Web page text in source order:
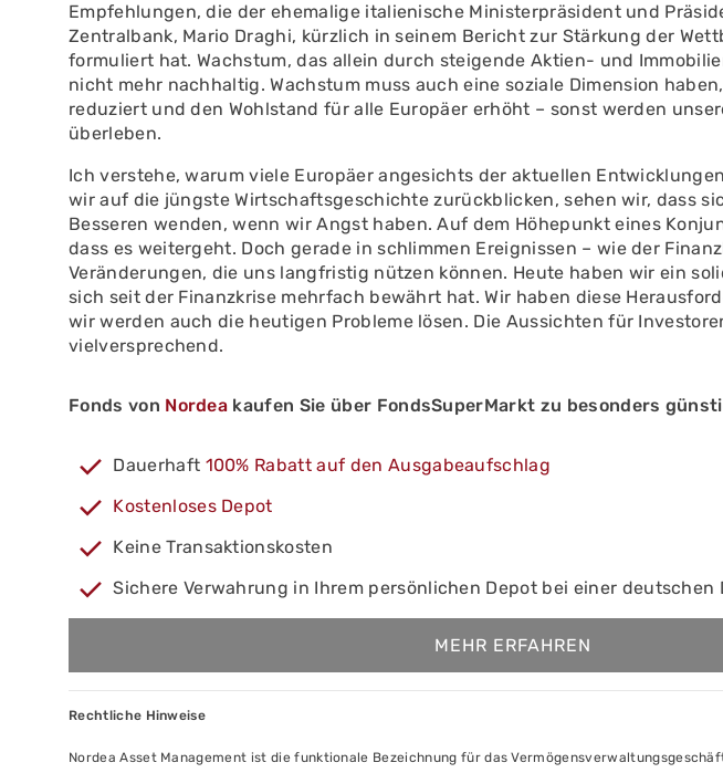
Empfehlungen, die der ehemalige italienische Ministerpräsident und
Zentralbank, Mario Draghi, kürzlich in seinem Bericht zur Stärkung der
formuliert hat. Wachstum, das allein durch steigende Aktien- und
nicht mehr nachhaltig. Wachstum muss auch eine soziale Dimension
reduziert und den Wohlstand für alle Europäer erhöht – sonst werden
überleben.
Ich verstehe, warum viele Europäer angesichts der aktuellen
wir auf die jüngste Wirtschaftsgeschichte zurückblicken, sehen wir, dass
Besseren wenden, wenn wir Angst haben. Auf dem Höhepunkt eines
dass es weitergeht. Doch gerade in schlimmen Ereignissen – wie der
Veränderungen, die uns langfristig nützen können. Heute haben wir ein
sich seit der Finanzkrise mehrfach bewährt hat. Wir haben diese
wir werden auch die heutigen Probleme lösen. Die Aussichten für
vielversprechend.
Fonds von Nordea kaufen Sie über FondsSuperMarkt zu besonders
Dauerhaft 100% Rabatt auf den Ausgabeaufschlag
Kostenloses Depot
Keine Transaktionskosten
Sichere Verwahrung in Ihrem persönlichen Depot bei einer deutschen
MEHR ERFAHREN
Rechtliche Hinweise
Nordea Asset Management ist die funktionale Bezeichnung für das